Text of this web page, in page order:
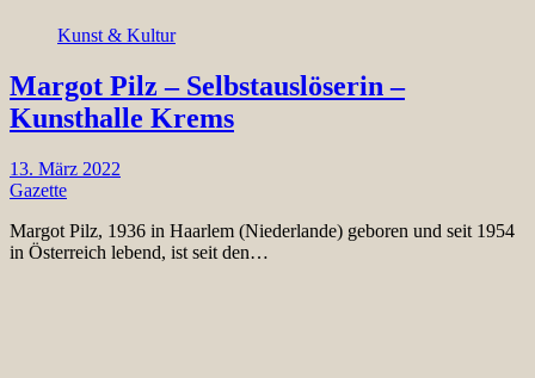
Kunst & Kultur
Margot Pilz – Selbstauslöserin –
Kunsthalle Krems
13. März 2022
Gazette
Margot Pilz, 1936 in Haarlem (Niederlande) geboren und seit 1954
in Österreich lebend, ist seit den…